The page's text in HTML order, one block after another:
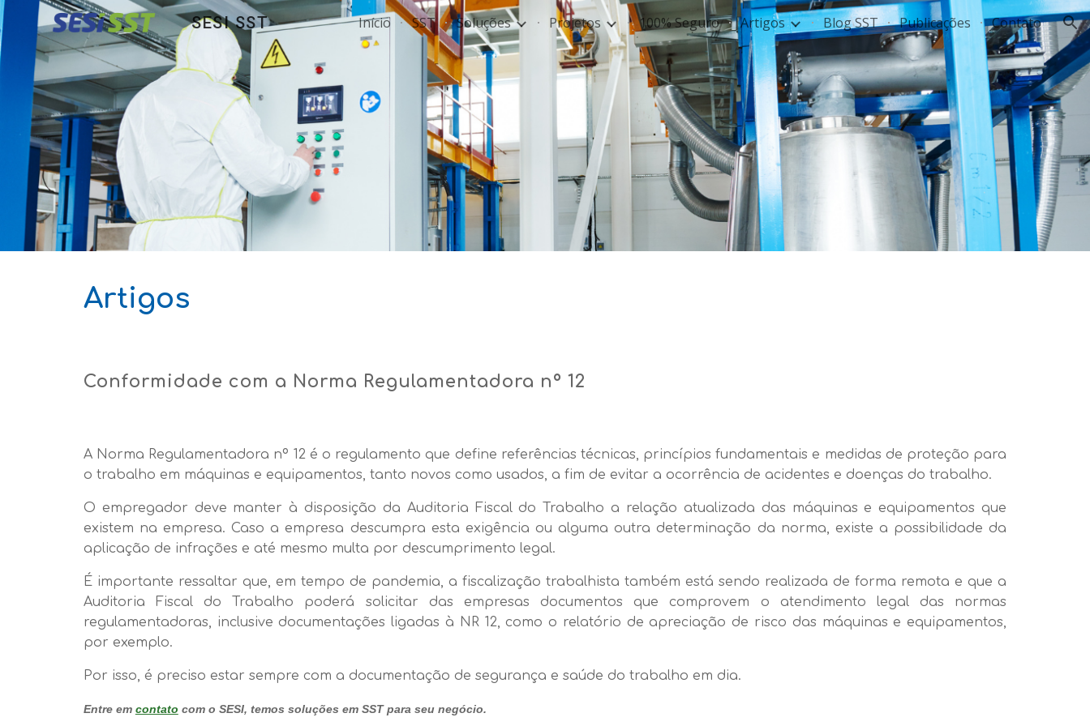
Skip to main content Skip to navigation
SESI SST Início SST Soluções Projetos 100% Seguro Artigos Blog SST Publicações Contato
Artigos
Conformidade com a Norma Regulamentadora nº 12
A Norma Regulamentadora nº 12 é o regulamento que define referências técnicas, princípios fundamentais e medidas de proteção para
o trabalho em máquinas e equipamentos, tanto novos como usados, a fim de evitar a ocorrência de acidentes e doenças do trabalho.
O empregador deve manter à disposição da Auditoria Fiscal do Trabalho a relação atualizada das máquinas e equipamentos que
existem na empresa. Caso a empresa descumpra esta exigência ou alguma outra determinação da norma, existe a possibilidade da
aplicação de infrações e até mesmo multa por descumprimento legal.
É importante ressaltar que, em tempo de pandemia, a fiscalização trabalhista também está sendo realizada de forma remota e que a
Auditoria Fiscal do Trabalho poderá solicitar das empresas documentos que comprovem o atendimento legal das normas
regulamentadoras, inclusive documentações ligadas à NR 12, como o relatório de apreciação de risco das máquinas e equipamentos,
por exemplo.
Por isso, é preciso estar sempre com a documentação de segurança e saúde do trabalho em dia.
Entre em contato com o SESI, temos soluções em SST para seu negócio.